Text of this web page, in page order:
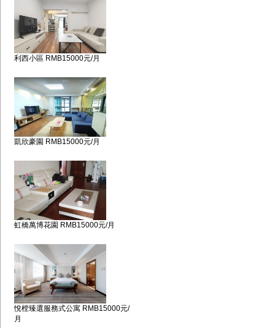
利西小區 RMB15000元/月
凱欣豪園 RMB15000元/月
虹橋萬博花園 RMB15000元/月
悅樘臻選服務式公寓 RMB15000元/
月